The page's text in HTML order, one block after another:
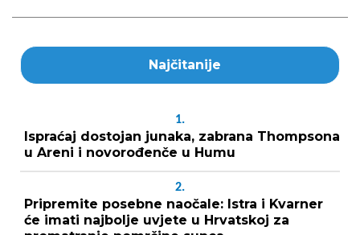
Najčitanije
1.
Ispraćaj dostojan junaka, zabrana Thompsona
u Areni i novorođenče u Humu
2.
Pripremite posebne naočale: Istra i Kvarner
će imati najbolje uvjete u Hrvatskoj za